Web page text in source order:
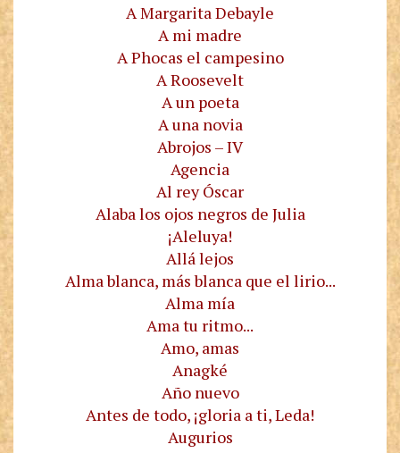
A Margarita Debayle
A mi madre
A Phocas el campesino
A Roosevelt
A un poeta
A una novia
Abrojos – IV
Agencia
Al rey Óscar
Alaba los ojos negros de Julia
¡Aleluya!
Allá lejos
Alma blanca, más blanca que el lirio...
Alma mía
Ama tu ritmo...
Amo, amas
Anagké
Año nuevo
Antes de todo, ¡gloria a ti, Leda!
Augurios